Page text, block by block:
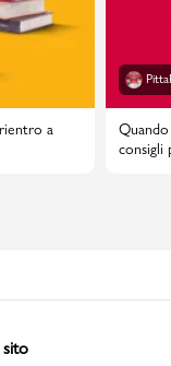
a
consigli
sito